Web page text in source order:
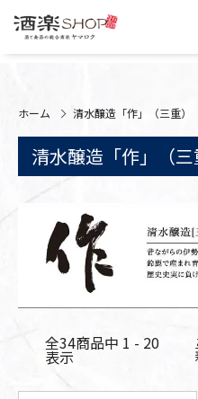
ホーム 清水醸造「作」（三重）
清水醸造「作」（三
全34商品中 1 - 20
表示